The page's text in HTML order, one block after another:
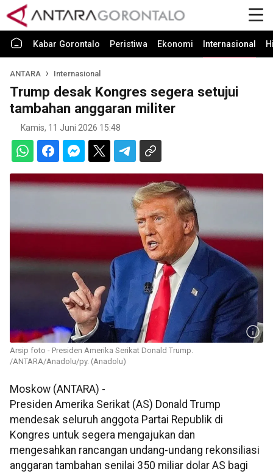
Kabar Gorontalo Peristiwa Ekonomi Internasional
ANTARA Internasional
Trump desak Kongres segera setujui
tambahan anggaran militer
Kamis, 11 Juni 2026 15:48
Arsip foto - Presiden Amerika Serikat Donald Trump.
/ANTARA/Anadolu/py. (Anadolu)
Moskow (ANTARA) -
Presiden Amerika Serikat (AS) Donald Trump
mendesak seluruh anggota Partai Republik di
Kongres untuk segera mengajukan dan
mengesahkan rancangan undang-undang rekonsiliasi
anggaran tambahan senilai 350 miliar dolar AS bagi